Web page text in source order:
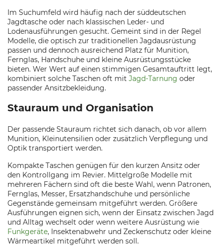
Im Suchumfeld wird häufig nach der süddeutschen
Jagdtasche oder nach klassischen Leder- und
Lodenausführungen gesucht. Gemeint sind in der Regel
Modelle, die optisch zur traditionellen Jagdausrüstung
passen und dennoch ausreichend Platz für Munition,
Fernglas, Handschuhe und kleine Ausrüstungsstücke
bieten. Wer Wert auf einen stimmigen Gesamtauftritt legt,
kombiniert solche Taschen oft mit Jagd-Tarnung oder
passender Ansitzbekleidung.
Stauraum und Organisation
Der passende Stauraum richtet sich danach, ob vor allem
Munition, Kleinutensilien oder zusätzlich Verpflegung und
Optik transportiert werden.
Kompakte Taschen genügen für den kurzen Ansitz oder
den Kontrollgang im Revier. Mittelgroße Modelle mit
mehreren Fächern sind oft die beste Wahl, wenn Patronen,
Fernglas, Messer, Ersatzhandschuhe und persönliche
Gegenstände gemeinsam mitgeführt werden. Größere
Ausführungen eignen sich, wenn der Einsatz zwischen Jagd
und Alltag wechselt oder wenn weitere Ausrüstung wie
Funkgeräte, Insektenabwehr und Zeckenschutz oder kleine
Wärmeartikel mitgeführt werden soll.